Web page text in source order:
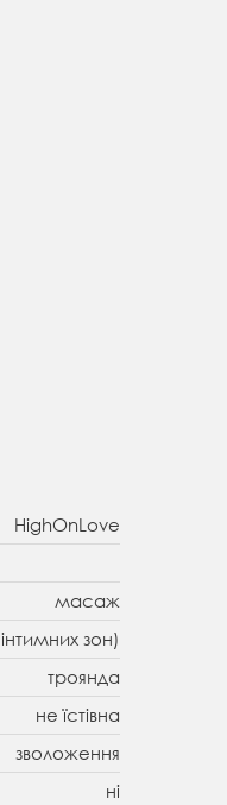
HighOnLove
масаж
зон)
троянда
не їстівна
зволоження
ні